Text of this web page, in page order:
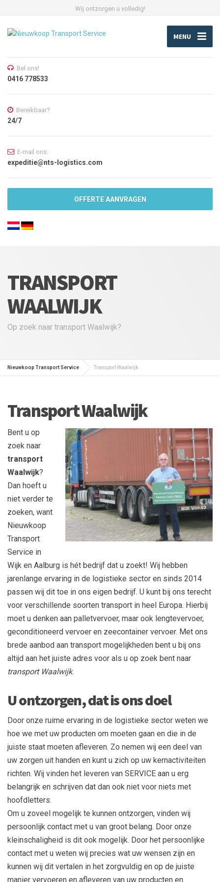
Wij ontzorgen u volledig!
MENU
Bel ons!
0416 778533
Bereikbaar?
24/7
E-mail ons:
expeditie@nts-logistics.com
OFFERTE AANVRAGEN
TRANSPORT
WAALWIJK
Op zoek naar transport Waalwijk?
Nieuwkoop Transport Service Transport Waalwijk
Transport Waalwijk
Bent u op
zoek naar
transport
Waalwijk?
Dan hoeft u
niet verder te
zoeken, want
Nieuwkoop
Transport
Service in
Wijk en Aalburg is hét bedrijf dat u zoekt! Wij hebben
jarenlange ervaring in de logistieke sector en sinds 2014
passen wij dit toe in ons eigen bedrijf. U kunt bij ons terecht
voor verschillende soorten transport in heel Europa. Hierbij
moet u denken aan palletvervoer, maar ook lengtevervoer,
geconditioneerd vervoer en zeecontainer vervoer. Met ons
brede aanbod aan transport mogelijkheden bent u bij ons
altijd aan het juiste adres voor als u op zoek bent naar
transport Waalwijk.
U ontzorgen, dat is ons doel
​Door onze ruime ervaring in de logistieke sector weten we
hoe we met uw producten om moeten gaan en die in de
juiste staat moeten afleveren. Zo nemen wij een deel van
uw zorgen uit handen en kunt u zich op uw kernactiviteiten
richten. Wij vinden het leveren van SERVICE aan u erg
belangrijk en schrijven dat dan ook niet voor niets met
hoofdletters.
​Om u zoveel mogelijk te kunnen ontzorgen, vinden wij
persoonlijk contact met u van groot belang. Door onze
kleinschaligheid is dit ook mogelijk. Door het persoonlijke
contact met u weten wij precies wat uw wensen zijn en
kunnen wij dit vertalen in het zorgvuldig en op de juiste
manier vervoeren en afleveren van uw producten en